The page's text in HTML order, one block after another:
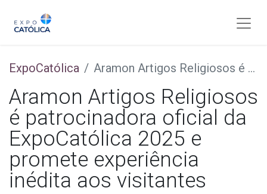
ExpoCatólica Aramon Artigos Religiosos é patrocinadora oficial da ExpoCatólica 2025 e promete experiência inédita aos visitantes
Aramon Artigos Religiosos
é patrocinadora oficial da
ExpoCatólica 2025 e
promete experiência
inédita aos visitantes